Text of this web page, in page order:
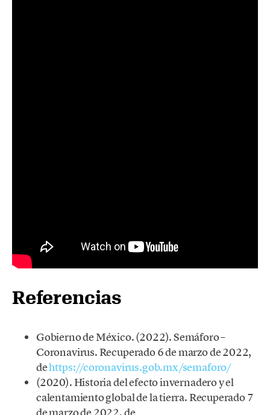
Referencias
Gobierno de México. (2022). Semáforo –
Coronavirus. Recuperado 6 de marzo de 2022,
dehttps://coronavirus.gob.mx/semaforo/
(2020). Historia del efecto invernadero y el
calentamiento global de la tierra. Recuperado 7